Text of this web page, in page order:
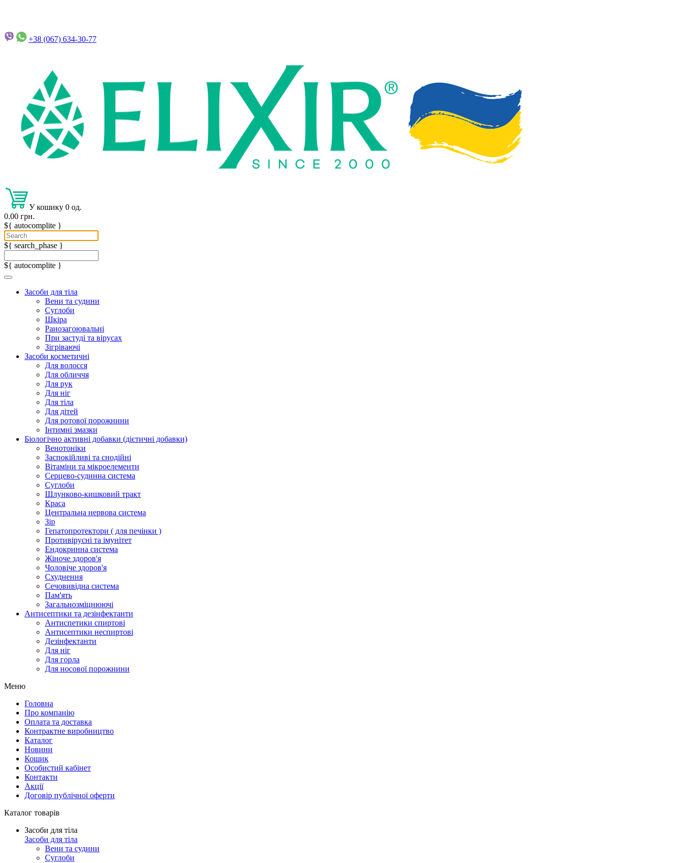
+38 (067) 634-30-77
У кошику 0 од.
0.00 грн.
${ autocomplite }
${ search_phase }
${ autocomplite }
Засоби для тіла
Вени та судини
Суглоби
Шкіра
Ранозагоювальні
При застуді та вірусах
Зігріваючі
Засоби косметичні
Для волосся
Для обличчя
Для рук
Для ніг
Для тіла
Для дітей
Для ротової порожнини
Інтимні змазки
Біологічно активні добавки (дієтичні добавки)
Венотоніки
Заспокійливі та снодійні
Вітаміни та мікроелементи
Серцево-судинна система
Суглоби
Шлунково-кишковий тракт
Краса
Центральна нервова система
Зір
Гепатопротектори ( для печінки )
Противірусні та імунітет
Ендокринна система
Жіноче здоров'я
Чоловіче здоров'я
Схуднення
Сечовивідна система
Пам'ять
Загальнозміцнюючі
Антисептики та дезінфектанти
Антиспетики спиртові
Антисептики неспиртові
Дезінфектанти
Для ніг
Для горла
Для носової порожнини
Меню
Головна
Про компанію
Оплата та доставка
Контрактне виробництво
Каталог
Новини
Кошик
Особистий кабінет
Контакти
Акції
Договір публічної оферти
Каталог товарів
Засоби для тіла
Засоби для тіла
Вени та судини
Суглоби